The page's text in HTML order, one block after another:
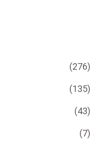
(276)
(135)
(43)
(7)